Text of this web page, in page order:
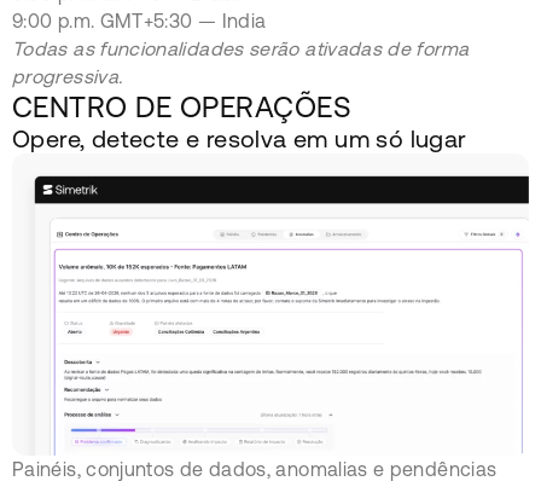
9:00 p.m. GMT+5:30 — India
Todas as funcionalidades serão ativadas de forma
progressiva.
CENTRO DE OPERAÇÕES
Opere, detecte e resolva em um só lugar
Painéis, conjuntos de dados, anomalias e pendências